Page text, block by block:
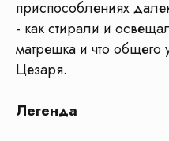
приспособлениях
- как стирали и
матрешка и что
Цезаря.
Легенда